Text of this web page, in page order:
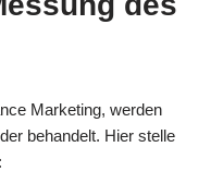
Marketing, werden
behandelt. Hier stelle